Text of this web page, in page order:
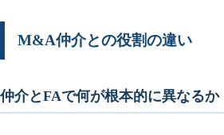
M&A仲介との役割の違い
仲介とFAで何が根本的に異なるか